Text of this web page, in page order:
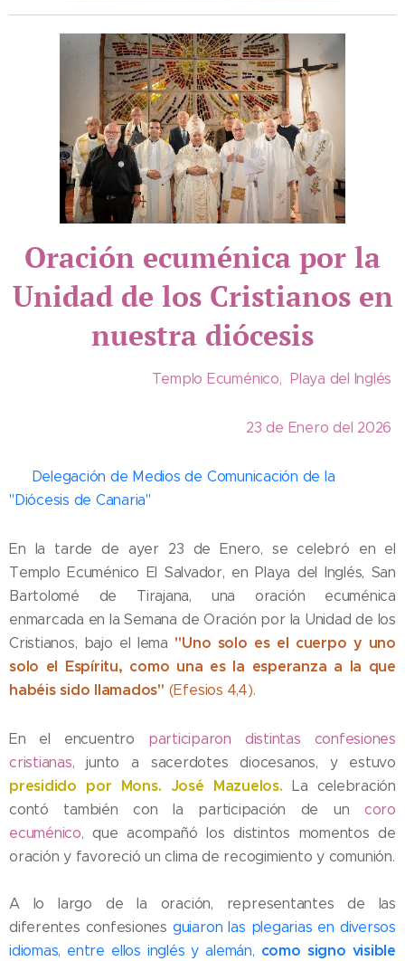
Oración ecuménica por la
Unidad de los Cristianos en
nuestra diócesis
Templo Ecuménico, Playa del Inglés
23 de Enero del 2026
Delegación de Medios de Comunicación de la
"Diócesis de Canaria"
En la tarde de ayer 23 de Enero, se celebró en el
Templo Ecuménico El Salvador, en Playa del Inglés, San
Bartolomé de Tirajana, una oración ecuménica
enmarcada en la Semana de Oración por la Unidad de los
Cristianos, bajo el lema "Uno solo es el cuerpo y uno
solo el Espíritu, como una es la esperanza a la que
habéis sido llamados" (Efesios 4,4).
En el encuentro participaron distintas confesiones
cristianas, junto a sacerdotes diocesanos, y estuvo
presidido por Mons. José Mazuelos. La celebración
contó también con la participación de un coro
ecuménico,que acompañó los distintos momentos de
oración y favoreció un clima de recogimiento y comunión.
A lo largo de la oración, representantes de las
diferentes confesiones guiaron las plegarias en diversos
idiomas, entre ellos inglés y alemán, como signo visible